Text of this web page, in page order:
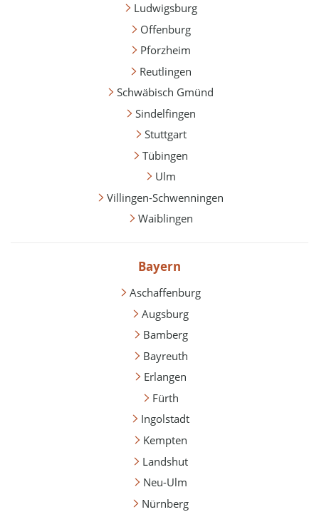
Ludwigsburg
Offenburg
Pforzheim
Reutlingen
Schwäbisch Gmünd
Sindelfingen
Stuttgart
Tübingen
Ulm
Villingen-Schwenningen
Waiblingen
Bayern
Aschaffenburg
Augsburg
Bamberg
Bayreuth
Erlangen
Fürth
Ingolstadt
Kempten
Landshut
Neu-Ulm
Nürnberg